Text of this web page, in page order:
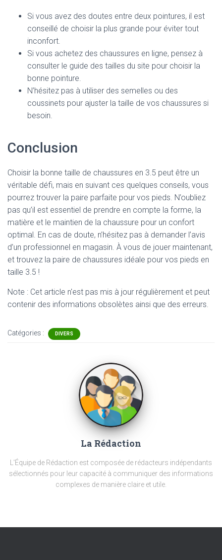
Si vous avez des doutes entre deux pointures, il est
conseillé de choisir la plus grande pour éviter tout
inconfort.
Si vous achetez des chaussures en ligne, pensez à
consulter le guide des tailles du site pour choisir la
bonne pointure.
N’hésitez pas à utiliser des semelles ou des
coussinets pour ajuster la taille de vos chaussures si
besoin.
Conclusion
Choisir la bonne taille de chaussures en 3.5 peut être un
véritable défi, mais en suivant ces quelques conseils, vous
pourrez trouver la paire parfaite pour vos pieds. N’oubliez
pas qu’il est essentiel de prendre en compte la forme, la
matière et le maintien de la chaussure pour un confort
optimal. En cas de doute, n’hésitez pas à demander l’avis
d’un professionnel en magasin. À vous de jouer maintenant,
et trouvez la paire de chaussures idéale pour vos pieds en
taille 3.5 !
Note : Cet article n'est pas mis à jour régulièrement et peut
contenir des informations obsolètes ainsi que des erreurs.
Catégories : DIVERS
La Rédaction
L'Équipe de Rédaction est composée de rédacteurs indépendants
sélectionnés pour leur capacité à communiquer des informations
complexes de manière claire et utile.